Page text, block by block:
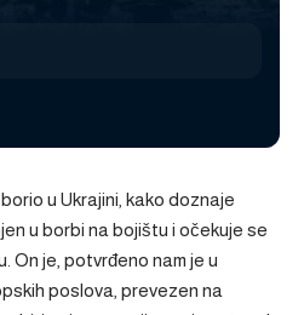
u Ukrajini, kako doznaje
u borbi na bojištu i očekuje se
On je, potvrđeno nam je u
poslova, prevezen na